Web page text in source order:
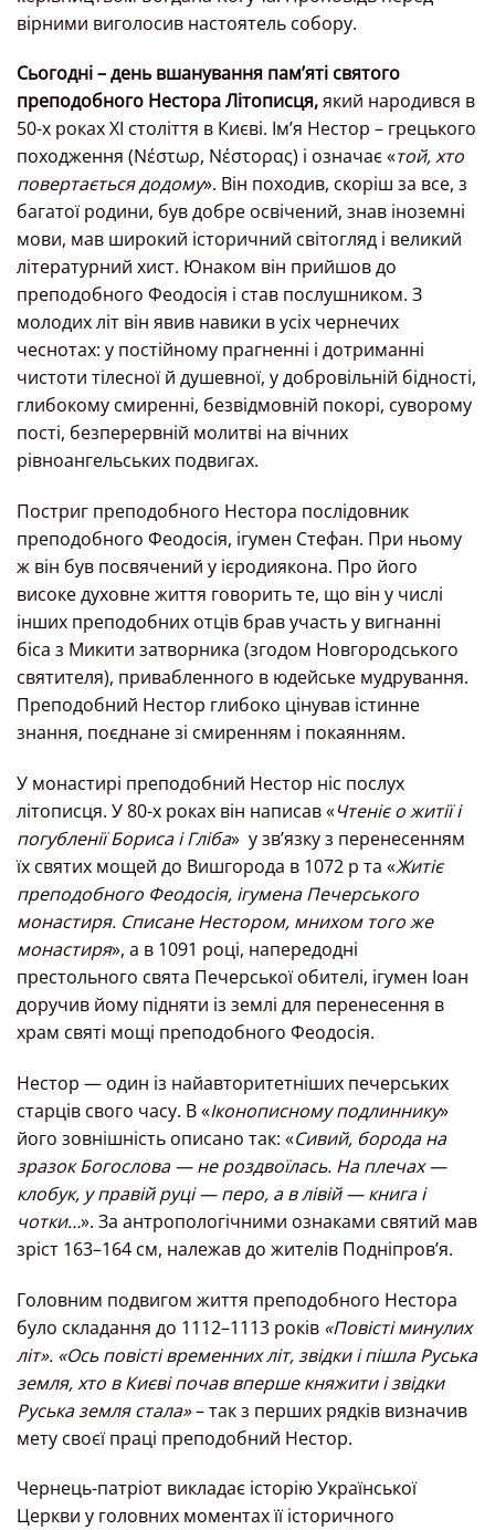
вірними виголосив настоятель собору.
Сьогодні – день вшанування памʼяті святого
преподобного Нестора Літописця,який народився в
50-х роках XI століття в Києві. Ім’я Нестор – грецького
походження (Νέστωρ, Νέστορας) і означає «той, хто
повертається додому». Він походив, скоріш за все, з
багатої родини, був добре освічений, знав іноземні
мови, мав широкий історичний світогляд і великий
літературний хист. Юнаком він прийшов до
преподобного Феодосія і став послушником. З
молодих літ він явив навики в усіх чернечих
чеснотах: у постійному прагненні і дотриманні
чистоти тілесної й душевної, у добровільній бідності,
глибокому смиренні, безвідмовній покорі, суворому
пості, безперервній молитві на вічних
рівноангельських подвигах.
Постриг преподобного Нестора послідовник
преподобного Феодосія, ігумен Стефан. При ньому
ж він був посвячений у ієродиякона. Про його
високе духовне життя говорить те, що він у числі
інших преподобних отців брав участь у вигнанні
біса з Микити затворника (згодом Новгородського
святителя), привабленного в юдейське мудрування.
Преподобний Нестор глибоко цінував істинне
знання, поєднане зі смиренням і покаянням.
У монастирі преподобний Нестор ніс послух
літописця. У 80-х роках він написав «Чтеніє о житії і
погубленії Бориса і Гліба» у зв’язку з перенесенням
їх святих мощей до Вишгорода в 1072 р та «Житіє
преподобного Феодосія, ігумена Печерського
монастиря. Списане Нестором, мнихом того же
монастиря», а в 1091 році, напередодні
престольного свята Печерської обителі, ігумен Іоан
доручив йому підняти із землі для перенесення в
храм святі мощі преподобного Феодосія.
Нестор — один із найавторитетніших печерських
старців свого часу. В «Іконописному подлиннику»
його зовнішність описано так: «Сивий, борода на
зразок Богослова — не роздвоїлась. На плечах —
клобук, у правій руці — перо, а в лівій — книга і
чотки…». За антропологічними ознаками святий мав
зріст 163–164 см, належав до жителів Подніпров’я.
Головним подвигом життя преподобного Нестора
було складання до 1112–1113 років «Повісті минулих
літ». «Ось повісті временних літ, звідки і пішла Руська
земля, хто в Києві почав вперше княжити і звідки
Руська земля стала»– так з перших рядків визначив
мету своєї праці преподобний Нестор.
Чернець-патріот викладає історію Української
Церкви у головних моментах її історичного